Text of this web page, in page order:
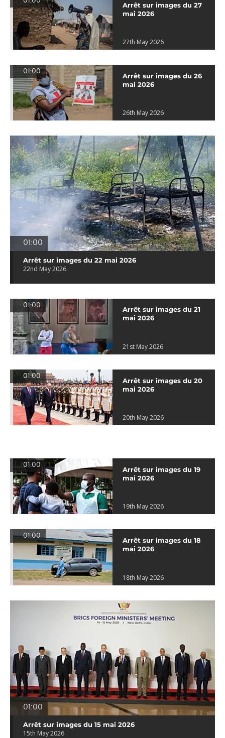
Arrêt sur images du 27
mai 2026
27th May 2026
01:00
Arrêt sur images du 26
mai 2026
26th May 2026
01:00
Arrêt sur images du 22 mai 2026
22nd May 2026
01:00
Arrêt sur images du 21
mai 2026
21st May 2026
01:00
Arrêt sur images du 20
mai 2026
20th May 2026
01:00
Arrêt sur images du 19
mai 2026
19th May 2026
01:00
Arrêt sur images du 18
mai 2026
18th May 2026
01:00
Arrêt sur images du 15 mai 2026
15th May 2026